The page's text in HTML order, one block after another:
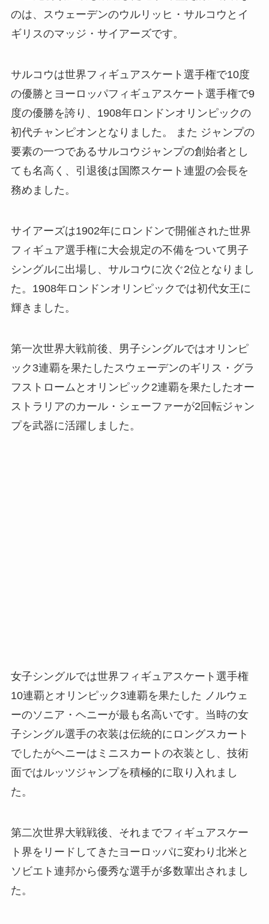
のは、スウェーデンのウルリッヒ・サルコウとイ
ギリスのマッジ・サイアーズです。
サルコウは世界フィギュアスケート選手権で10度
の優勝とヨーロッパフィギュアスケート選手権で9
度の優勝を誇り、1908年ロンドンオリンピックの
初代チャンピオンとなりました。 また ジャンプの
要素の一つであるサルコウジャンプの創始者とし
ても名高く、引退後は国際スケート連盟の会長を
務めました。
サイアーズは1902年にロンドンで開催された世界
フィギュア選手権に大会規定の不備をついて男子
シングルに出場し、サルコウに次ぐ2位となりまし
た。1908年ロンドンオリンピックでは初代女王に
輝きました。
第一次世界大戦前後、男子シングルではオリンピ
ック3連覇を果たしたスウェーデンのギリス・グラ
フストロームとオリンピック2連覇を果たしたオー
ストラリアのカール・シェーファーが2回転ジャン
プを武器に活躍しました。
女子シングルでは世界フィギュアスケート選手権
10連覇とオリンピック3連覇を果たした ノルウェ
ーのソニア・ヘニーが最も名高いです。当時の女
子シングル選手の衣装は伝統的にロングスカート
でしたがヘニーはミニスカートの衣装とし、技術
面ではルッツジャンプを積極的に取り入れまし
た。
第二次世界大戦戦後、それまでフィギュアスケー
ト界をリードしてきたヨーロッパに変わり北米と
ソビエト連邦から優秀な選手が多数輩出されまし
た。